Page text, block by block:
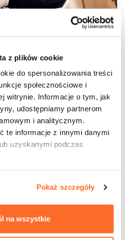
z plików cookie
do spersonalizowania treści
społecznościowe i
witrynie. Informacje o tym, jak
udostępniamy partnerom
i analitycznym.
te informacje z innymi danymi
uzyskanymi podczas
Pokaż szczegóły
na wszystkie